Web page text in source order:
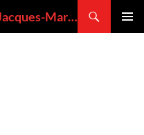
VOLCANMANIA : le blog de Jacques-Marie BARDINTZEFF, volcanologue